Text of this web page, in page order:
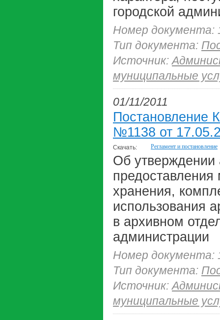
городской
Номер документа:
Тип документа:
Источник:
муниципальные
01/11/2011
Постановление
№1138 от
Скачать: Регламент и постановление
Об утверждении
предоставления
хранения,
использования
в архивном
администрации
Номер документа:
Тип документа:
Источник:
муниципальные